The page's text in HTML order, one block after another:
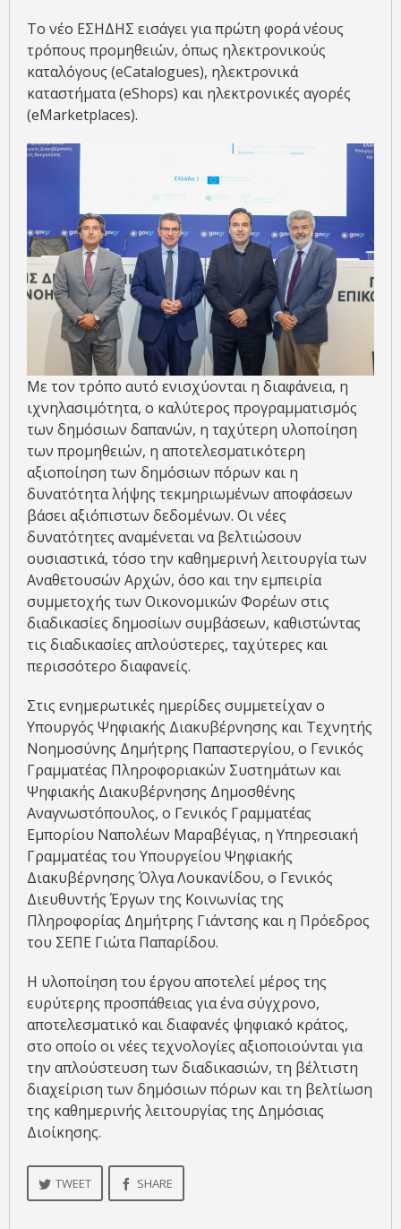
Το νέο ΕΣΗΔΗΣ εισάγει για πρώτη φορά νέους
τρόπους προμηθειών, όπως ηλεκτρονικούς
καταλόγους (eCatalogues), ηλεκτρονικά
καταστήματα (eShops) και ηλεκτρονικές αγορές
(eMarketplaces).
Με τον τρόπο αυτό ενισχύονται η διαφάνεια, η
ιχνηλασιμότητα, ο καλύτερος προγραμματισμός
των δημόσιων δαπανών, η ταχύτερη υλοποίηση
των προμηθειών, η αποτελεσματικότερη
αξιοποίηση των δημόσιων πόρων και η
δυνατότητα λήψης τεκμηριωμένων αποφάσεων
βάσει αξιόπιστων δεδομένων. Οι νέες
δυνατότητες αναμένεται να βελτιώσουν
ουσιαστικά, τόσο την καθημερινή λειτουργία των
Αναθετουσών Αρχών, όσο και την εμπειρία
συμμετοχής των Οικονομικών Φορέων στις
διαδικασίες δημοσίων συμβάσεων, καθιστώντας
τις διαδικασίες απλούστερες, ταχύτερες και
περισσότερο διαφανείς.
Στις ενημερωτικές ημερίδες συμμετείχαν ο
Υπουργός Ψηφιακής Διακυβέρνησης και Τεχνητής
Νοημοσύνης Δημήτρης Παπαστεργίου, ο Γενικός
Γραμματέας Πληροφοριακών Συστημάτων και
Ψηφιακής Διακυβέρνησης Δημοσθένης
Αναγνωστόπουλος, ο Γενικός Γραμματέας
Εμπορίου Ναπολέων Μαραβέγιας, η Υπηρεσιακή
Γραμματέας του Υπουργείου Ψηφιακής
Διακυβέρνησης Όλγα Λουκανίδου, ο Γενικός
Διευθυντής Έργων της Κοινωνίας της
Πληροφορίας Δημήτρης Γιάντσης και η Πρόεδρος
του ΣΕΠΕ Γιώτα Παπαρίδου.
Η υλοποίηση του έργου αποτελεί μέρος της
ευρύτερης προσπάθειας για ένα σύγχρονο,
αποτελεσματικό και διαφανές ψηφιακό κράτος,
στο οποίο οι νέες τεχνολογίες αξιοποιούνται για
την απλούστευση των διαδικασιών, τη βέλτιστη
διαχείριση των δημόσιων πόρων και τη βελτίωση
της καθημερινής λειτουργίας της Δημόσιας
Διοίκησης.
TWEET SHARE